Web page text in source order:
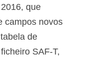
que
campos novos
de
SAF-T,